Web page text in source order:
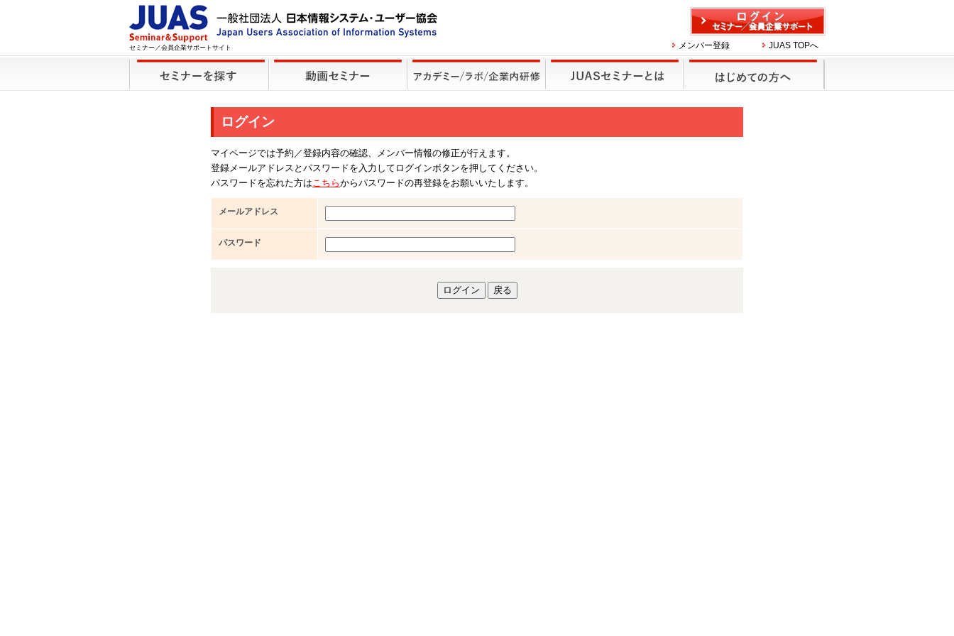
セミナー／会員企業サポートサイト メンバー登録 JUAS TOPへ
ログイン
マイページでは予約／登録内容の確認、メンバー情報の修正が行えます。
登録メールアドレスとパスワードを入力してログインボタンを押してください。
パスワードを忘れた方はこちらからパスワードの再登録をお願いいたします。
メールアドレス
パスワード